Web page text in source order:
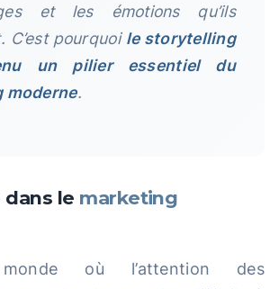
et les émotions qu’ils
C’est pourquoi le storytelling
un pilier essentiel du
moderne.
le marketing
où l’attention des